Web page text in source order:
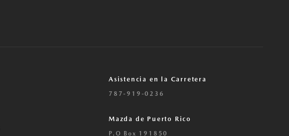
Asistencia en la Carretera
787-919-0236
Mazda de Puerto Rico
P.O Box 191850